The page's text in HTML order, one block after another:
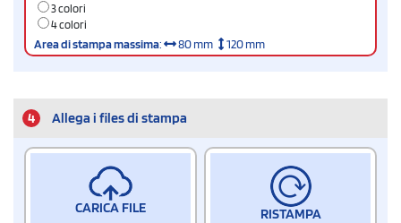
3 colori
4 colori
Area di stampa massima: 80 mm 120 mm
4 Allega i files di stampa
CARICA FILE RISTAMPA